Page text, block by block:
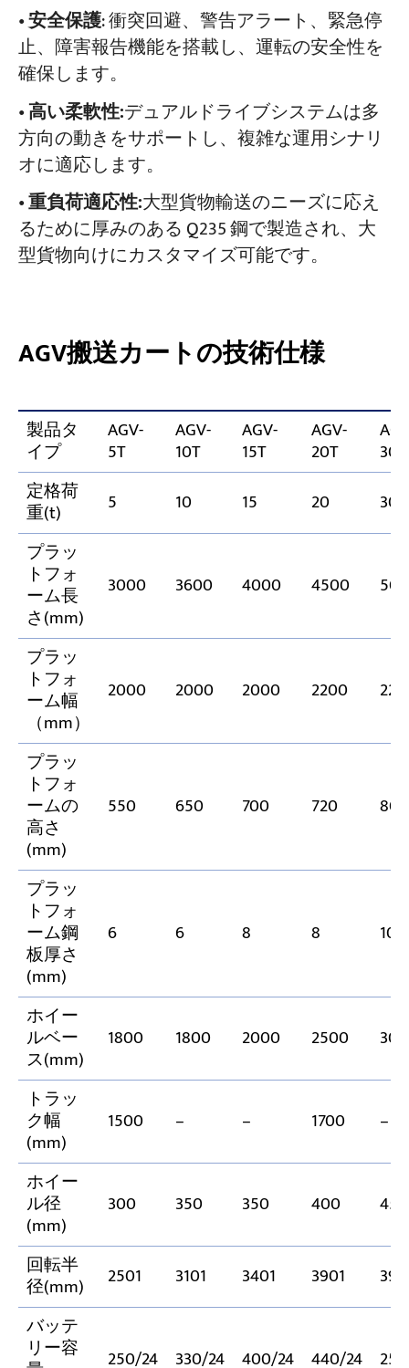
•安全保護:​ 衝突回避、警告アラート、緊急停
止、障害報告機能を搭載し、運転の安全性を
確保します。
•高い柔軟性:デュアルドライブシステムは多
方向の動きをサポートし、複雑な運用シナリ
オに適応します。
•重負荷適応性:大型貨物輸送のニーズに応え
るために厚みのある Q235 鋼で製造され、大
型貨物向けにカスタマイズ可能です。
AGV搬送カートの技術仕様
製品タ
イプ
AGV-
5T
AGV-
10T
AGV-
15T
AGV-
20T
30T
定格荷
重(t) 5 10 15 20
30
プラッ
トフォ
ーム長
さ(mm)
3000 3600 4000 4500
プラッ
トフォ
ーム幅
（mm）
2000 2000 2000 2200
プラッ
トフォ
ームの
高さ
(mm)
550 650 700 720 800
プラッ
トフォ
ーム鋼
板厚さ
(mm)
6 6 8 8 10
ホイー
ルベー
ス(mm)
1800 1800 2000 2500
トラッ
ク幅
(mm)
1500 – – 1700 –
ホイー
ル径
(mm)
300 350 350 400 450
回転半
径(mm) 2501 3101 3401 3901
バッテ
リー容 250/24 330/24 400/24 440/24